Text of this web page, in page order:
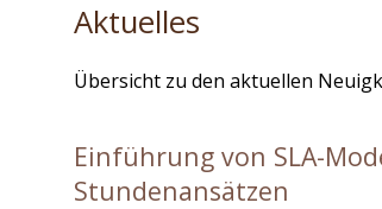
Aktuelles
Übersicht zu den aktuellen
Einführung von SLA-
Stundenansätzen